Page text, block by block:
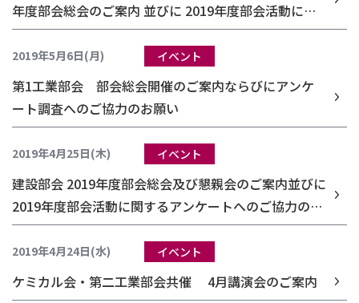
年度部会総会のご案内 並びに 2019年度部会活動に関
するアンケートへのご協力のお願い
2019年5月6日(月) イベント
第1工業部会 部会総会開催のご案内ならびにアンケ
ート調査へのご協力のお願い
2019年4月25日(木) イベント
建設部会 2019年度部会総会及び懇親会のご案内並びに
2019年度部会活動に関するアンケートへのご協力のお
願い
2019年4月24日(水) イベント
ケミカル会・第二工業部会共催 4月講演会のご案内